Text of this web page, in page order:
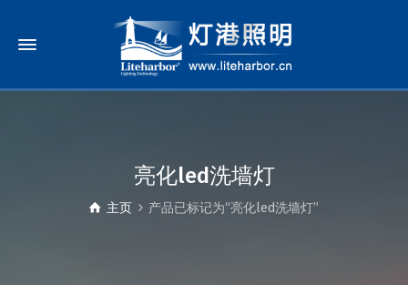
亮化led洗墙灯
主页 产品已标记为“亮化led洗墙灯”